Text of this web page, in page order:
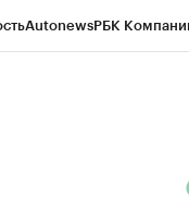
AutonewsРБК